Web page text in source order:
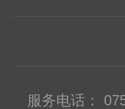
原力达电子同时
服务电话：